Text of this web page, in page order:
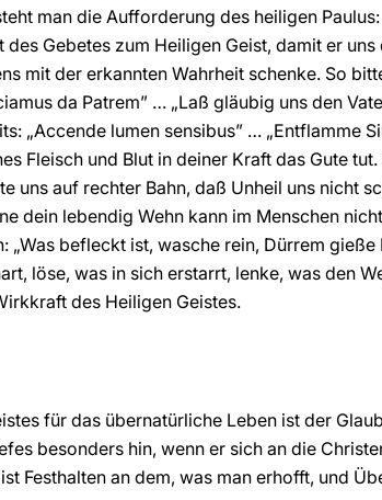
man die Aufforderung des heiligen
Gebetes zum Heiligen Geist, damit er
mit der erkannten Wahrheit schenke. So
da Patrem” … „Laß gläubig uns den
„Accende lumen sensibus” … „Entflamme
Fleisch und Blut in deiner Kraft das Gute
uns auf rechter Bahn, daß Unheil uns nicht
dein lebendig Wehn kann im Menschen
„Was befleckt ist, wasche rein, Dürrem
löse, was in sich erstarrt, lenke, was den
des Heiligen Geistes.
für das übernatürliche Leben ist der
besonders hin, wenn er sich an die
Festhalten an dem, was man erhofft, und